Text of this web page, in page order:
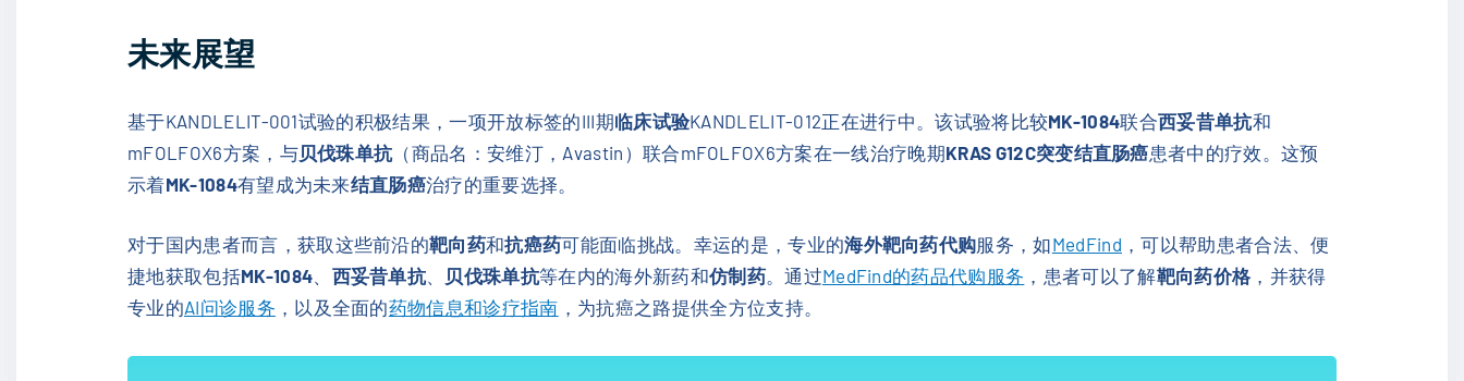
未来展望
基于KANDLELIT-001试验的积极结果，一项开放标签的III期临床试验KANDLELIT-012正在进行中。该试验将比较MK-1084联合西妥昔单抗和
mFOLFOX6方案，与贝伐珠单抗（商品名：安维汀，Avastin）联合mFOLFOX6方案在一线治疗晚期KRAS G12C突变结直肠癌患者中的疗效。这预
示着MK-1084有望成为未来结直肠癌治疗的重要选择。
对于国内患者而言，获取这些前沿的靶向药和抗癌药可能面临挑战。幸运的是，专业的海外靶向药代购服务，如MedFind ，可以帮助患者合法、便
捷地获取包括MK-1084 西妥昔单抗 贝伐珠单抗等在内的海外新药和仿制药。通过MedFind的药品代购服务 ，患者可以了解靶向药价格 ，并获得
专业的AI问诊服务 ，以及全面的药物信息和诊疗指南 ，为抗癌之路提供全方位支持。